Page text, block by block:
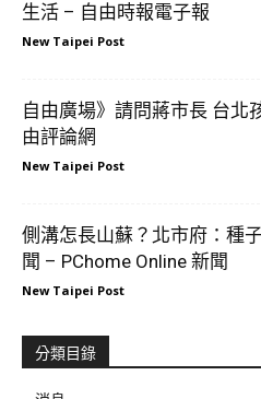
生活 – 自由時報電子報
New Taipei Post
自由廣場》請問蔣市長 台北
由評論網
New Taipei Post
側溝怎長山蘇？北市府：種
聞 – PChome Online 新聞
New Taipei Post
分類目錄